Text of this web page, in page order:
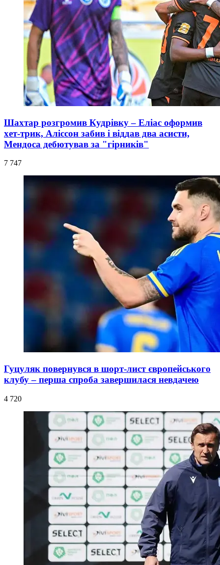
Шахтар розгромив Кудрівку – Еліас оформив
хет-трик, Аліссон забив і віддав два асисти,
Мендоса дебютував за "гірників"
7 747
Гуцуляк повернувся в шорт-лист європейського
клубу – перша спроба завершилася невдачею
4 720